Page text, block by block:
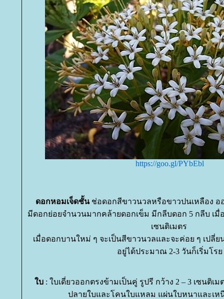
https://goo.gl/PYbEbl
ดอกหอมเจ็ดชั้น ช่อดอกสีขาวนวลหรือขาวปนเหลือง
มีดอกย่อยจำนวนมากคล้ายดอกเข็ม มีกลีบดอก 5 กลีบ เมื่
เซนติเมตร
เมื่อดอกบานใหม่ ๆ จะเป็นสีขาวนวลและจะค่อย ๆ เปลี่ย
อยู่ได้ประมาณ 2-3 วันก็เริ่มโร
บ : ใบเดี่ยวออกตรงข้ามเป็นคู่ รูปรี กว้าง 2 – 3 เซนติเม
ปลายใบและโคนใบแหลม แผ่นใบหนาและเห